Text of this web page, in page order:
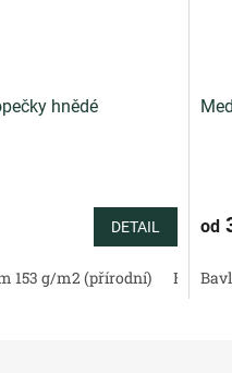
g/m2 (přírodní) Bavlněné
hnědé
DETAIL
153 g/m2 (přírodní)
od